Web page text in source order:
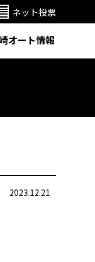
ネット投票
オート情報
2023.12.21